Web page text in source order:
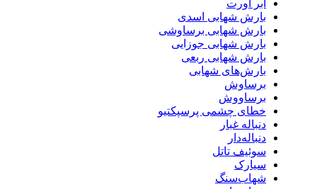
ابر اورت
بارش شهابی اسدی
بارش شهابی برساوشی
بارش شهابی جوزایی
بارش شهابی ربعی
بارش‌های شهابی
برساوش
برساووش
خطای چشمی پرسپکتیو
دنباله غبار
دنباله‌دار
سوئیف تاتل
سیارک‌
شهاب‌سنگ